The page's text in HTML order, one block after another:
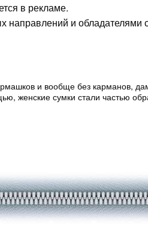
в рекламе.
направлений и обладателями
и вообще без карманов,
женские сумки стали частью